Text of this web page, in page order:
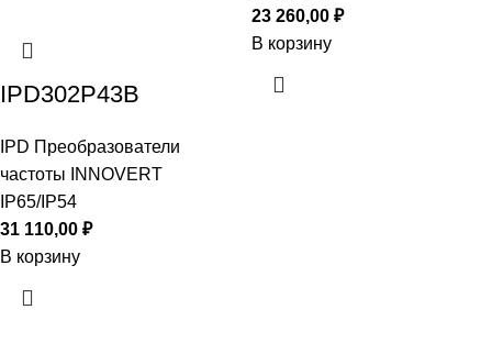
IPD302P43B
IPD Преобразователи
частоты INNOVERT
IP65/IP54
31 110,00 ₽
В корзину
23 260,00 ₽
В корзину